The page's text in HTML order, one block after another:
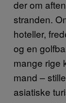
der om
stranden.
hoteller,
og en
mange rige
mand –
asiatiske